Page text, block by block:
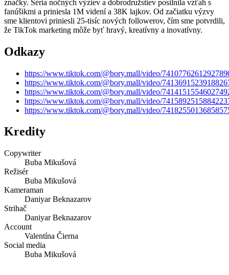
značky. Séria nočných výziev a dobrodružstiev posilnila vzťah s
fanúšikmi a priniesla 1M videní a 38K lajkov. Od začiatku výzvy
sme klientovi priniesli 25-tisíc nových followerov, čím sme potvrdili,
že TikTok marketing môže byť hravý, kreatívny a inovatívny.
Odkazy
https://www.tiktok.com/@bory.mall/video/
https://www.tiktok.com/@bory.mall/video/
https://www.tiktok.com/@bory.mall/video/
https://www.tiktok.com/@bory.mall/video/
https://www.tiktok.com/@bory.mall/video/
Kredity
Copywriter
Buba Mikušová
Režisér
Buba Mikušová
Kameraman
Daniyar Beknazarov
Strihač
Daniyar Beknazarov
Account
Valentína Čierna
Social media
Buba Mikušová